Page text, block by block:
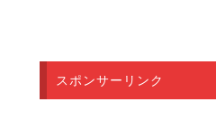
スポンサーリンク